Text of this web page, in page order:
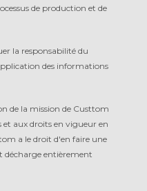
de production et de
la responsabilité du
des informations
de la mission de Custtom
aux droits en vigueur en
a le droit d'en faire une
décharge entièrement